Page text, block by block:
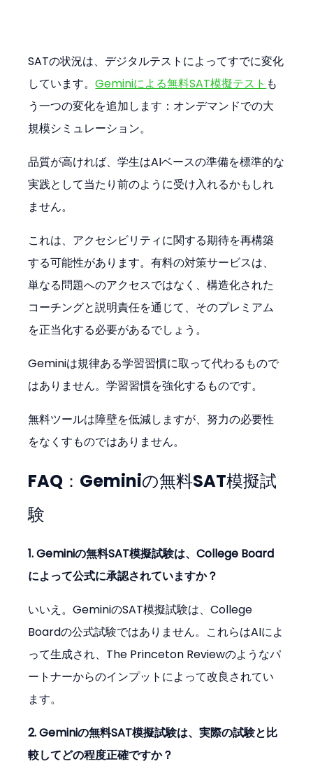
SATの状況は、デジタルテストによってすでに変化
しています。Geminiによる無料SAT模擬テスト も
う一つの変化を追加します：オンデマンドでの大
規模シミュレーション。
品質が高ければ、学生はAIベースの準備を標準的な
実践として当たり前のように受け入れるかもしれ
ません。
これは、アクセシビリティに関する期待を再構築
する可能性があります。有料の対策サービスは、
単なる問題へのアクセスではなく、構造化された
コーチングと説明責任を通じて、そのプレミアム
を正当化する必要があるでしょう。
Geminiは規律ある学習習慣に取って代わるもので
はありません。学習習慣を強化するものです。
無料ツールは障壁を低減しますが、努力の必要性
をなくすものではありません。
FAQ：Geminiの無料SAT模擬試
験
1. Geminiの無料SAT模擬試験は、College Board
によって公式に承認されていますか？
いいえ。GeminiのSAT模擬試験は、College
Boardの公式試験ではありません。これらはAIによ
って生成され、The Princeton Reviewのようなパ
ートナーからのインプットによって改良されてい
ます。
2. Geminiの無料SAT模擬試験は、実際の試験と比
較してどの程度正確ですか？